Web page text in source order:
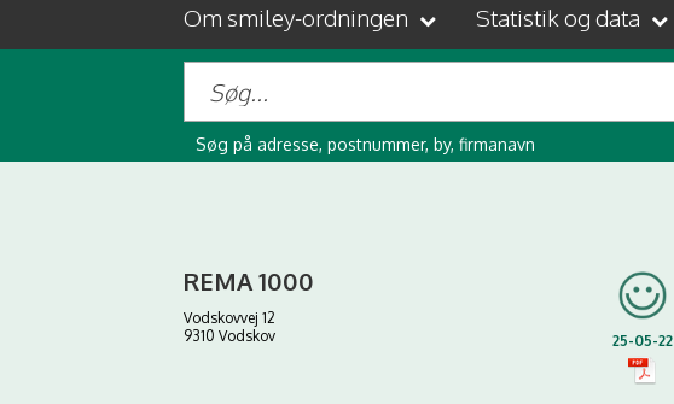
Om smiley-ordningen Statistik og data
Søg på adresse, postnummer, by, firmanavn
REMA 1000
Vodskovvej 12
9310 Vodskov
25-05-22